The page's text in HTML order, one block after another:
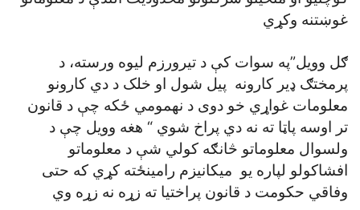
غوښتنه وکړي
ګل وويل”په سوات کې د تيرورزم ليوه ورسته، د
پرمختګ ډير کارونه پيل شول او خلک د دي کارونو
معلومات غواړي خو دوی د نهمومي ځکه چې د قانون
تر اوسه پاټا ته نه دي پراخ شوي “ هغه وويل چې د
ولسوال معلوماتو څانګه کولي شې د معلوماتو
افشاکولو لپاره يو ميکانيزم رامينځته کړي که حتی
وفاقي حکومت د قانون پراختيا ته زړه نه زړه وي